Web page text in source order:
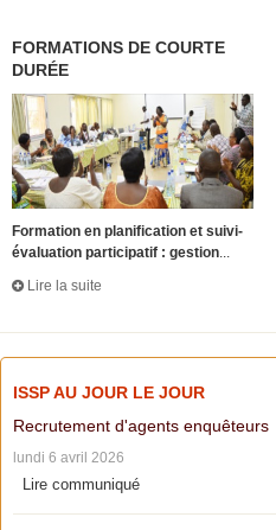
FORMATIONS DE COURTE
DURÉE
Formation en planification et suivi-
évaluation participatif : gestion...
Lire la suite
ISSP AU JOUR LE JOUR
Recrutement d'agents enquêteurs
lundi 6 avril 2026
Lire communiqué